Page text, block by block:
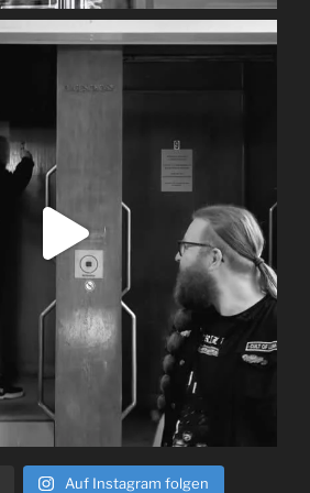
Auf Instagram folgen